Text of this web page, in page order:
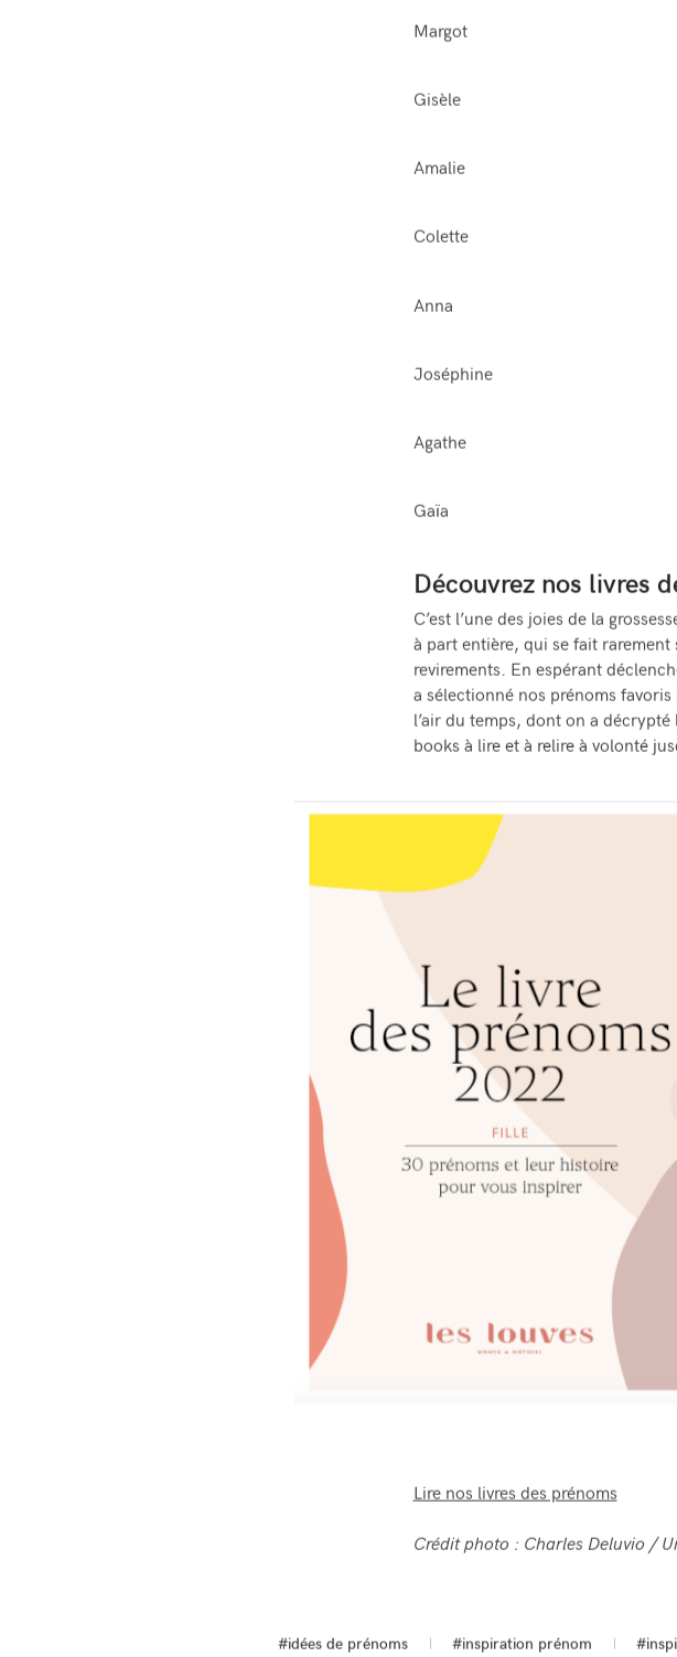
Margot
Gisèle
Amalie
Colette
Anna
Joséphine
Agathe
Gaïa
Découvrez nos livres
C’est l’une des joies de la
à part entière, qui se fait
revirements. En espérant
a sélectionné nos prénoms
l’air du temps, dont on a
books à lire et à relire à volonté
Lire nos livres des prénoms
Crédit photo : Charles Deluvio /
#idées de prénoms #inspiration prénom